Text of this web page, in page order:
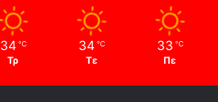
34 ℃
Τρ
34 ℃
Τε
33 ℃
Πε